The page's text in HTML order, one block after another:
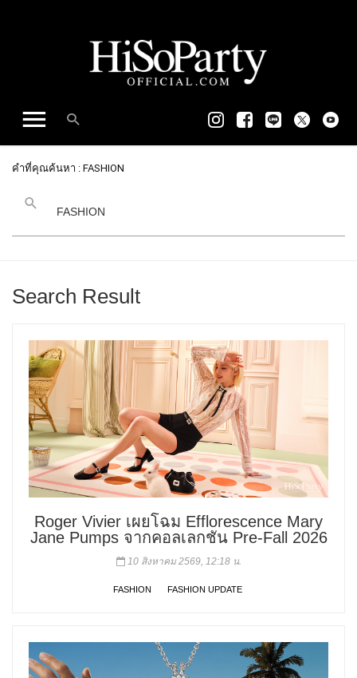
คำที่คุณค้นหา : FASHION
Search Result
Roger Vivier เผยโฉม Efflorescence Mary
Jane Pumps จากคอลเลกชัน Pre-Fall 2026
10 สิงหาคม 2569, 12:18 น.
FASHION FASHION UPDATE